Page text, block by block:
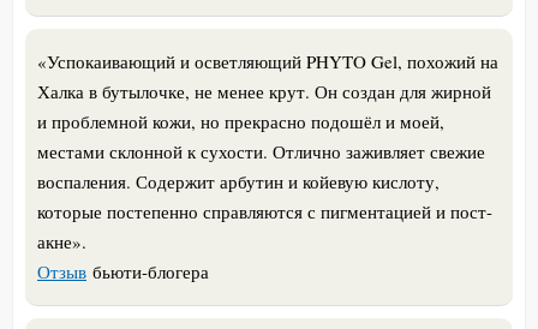
«Успокаивающий и осветляющий PHYTO Gel, похожий на
Халка в бутылочке, не менее крут. Он создан для жирной
и проблемной кожи, но прекрасно подошёл и моей,
местами склонной к сухости. Отлично заживляет свежие
воспаления. Содержит арбутин и койевую кислоту,
которые постепенно справляются с пигментацией и пост-
акне».
Отзыв бьюти-блогера